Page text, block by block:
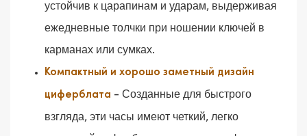
устойчив к царапинам и ударам, выдерживая
ежедневные толчки при ношении ключей в
карманах или сумках.
Компактный и хорошо заметный дизайн
циферблата - Созданные для быстрого
взгляда, эти часы имеют четкий, легко